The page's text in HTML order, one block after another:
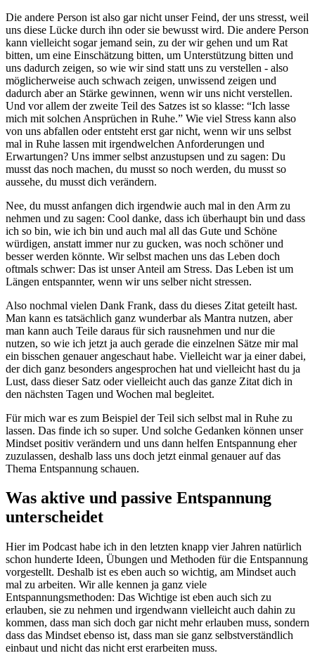
Die andere Person ist also gar nicht unser Feind, der uns stresst, weil
uns diese Lücke durch ihn oder sie bewusst wird. Die andere Person
kann vielleicht sogar jemand sein, zu der wir gehen und um Rat
bitten, um eine Einschätzung bitten, um Unterstützung bitten und
uns dadurch zeigen, so wie wir sind statt uns zu verstellen - also
möglicherweise auch schwach zeigen, unwissend zeigen und
dadurch aber an Stärke gewinnen, wenn wir uns nicht verstellen.
Und vor allem der zweite Teil des Satzes ist so klasse: “Ich lasse
mich mit solchen Ansprüchen in Ruhe.” Wie viel Stress kann also
von uns abfallen oder entsteht erst gar nicht, wenn wir uns selbst
mal in Ruhe lassen mit irgendwelchen Anforderungen und
Erwartungen? Uns immer selbst anzustupsen und zu sagen: Du
musst das noch machen, du musst so noch werden, du musst so
aussehe, du musst dich verändern.
Nee, du musst anfangen dich irgendwie auch mal in den Arm zu
nehmen und zu sagen: Cool danke, dass ich überhaupt bin und dass
ich so bin, wie ich bin und auch mal all das Gute und Schöne
würdigen, anstatt immer nur zu gucken, was noch schöner und
besser werden könnte. Wir selbst machen uns das Leben doch
oftmals schwer: Das ist unser Anteil am Stress. Das Leben ist um
Längen entspannter, wenn wir uns selber nicht stressen.
Also nochmal vielen Dank Frank, dass du dieses Zitat geteilt hast.
Man kann es tatsächlich ganz wunderbar als Mantra nutzen, aber
man kann auch Teile daraus für sich rausnehmen und nur die
nutzen, so wie ich jetzt ja auch gerade die einzelnen Sätze mir mal
ein bisschen genauer angeschaut habe. Vielleicht war ja einer dabei,
der dich ganz besonders angesprochen hat und vielleicht hast du ja
Lust, dass dieser Satz oder vielleicht auch das ganze Zitat dich in
den nächsten Tagen und Wochen mal begleitet.
Für mich war es zum Beispiel der Teil sich selbst mal in Ruhe zu
lassen. Das finde ich so super. Und solche Gedanken können unser
Mindset positiv verändern und uns dann helfen Entspannung eher
zuzulassen, deshalb lass uns doch jetzt einmal genauer auf das
Thema Entspannung schauen.
Was aktive und passive Entspannung
unterscheidet
Hier im Podcast habe ich in den letzten knapp vier Jahren natürlich
schon hunderte Ideen, Übungen und Methoden für die Entspannung
vorgestellt. Deshalb ist es eben auch so wichtig, am Mindset auch
mal zu arbeiten. Wir alle kennen ja ganz viele
Entspannungsmethoden: Das Wichtige ist eben auch sich zu
erlauben, sie zu nehmen und irgendwann vielleicht auch dahin zu
kommen, dass man sich doch gar nicht mehr erlauben muss, sondern
dass das Mindset ebenso ist, dass man sie ganz selbstverständlich
einbaut und nicht das nicht erst erarbeiten muss.